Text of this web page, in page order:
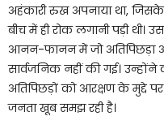
अहंकारी रुख अपनाया था, जिसके
बीच में ही रोक लगानी पड़ी थी।
आनन-फानन में जो अतिपिछड़ा
सार्वजनिक नहीं की गई।
अतिपिछड़ों को आरक्षण के मुद्दे
जनता खूब समझ रही है।